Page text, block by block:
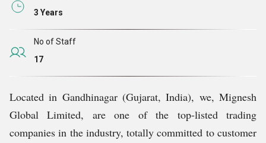
हमारा मिशनएक ऐसा प्लेटफ़ॉर्म प्रदान करके विनिर्माण और
अवसंरचना क्षेत्रों को बदलने के मिशन पर है, जो यूज़र को कुछ
आसान चरणों में बेहतरीन उत्पादों का लाभ उठाने की अनुमति देता है।
कुशल, विश्वसनीय और किफायती हो जाता है।
3 Years
No of Staff
17
Located in Gandhinagar (Gujarat, India), we, Mignesh
Global Limited, are one of the top-listed trading
companies in the industry, totally committed to customer